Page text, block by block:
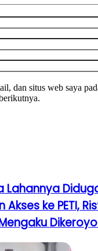
dan situs web saya
Lahannya
Akses ke PETI,